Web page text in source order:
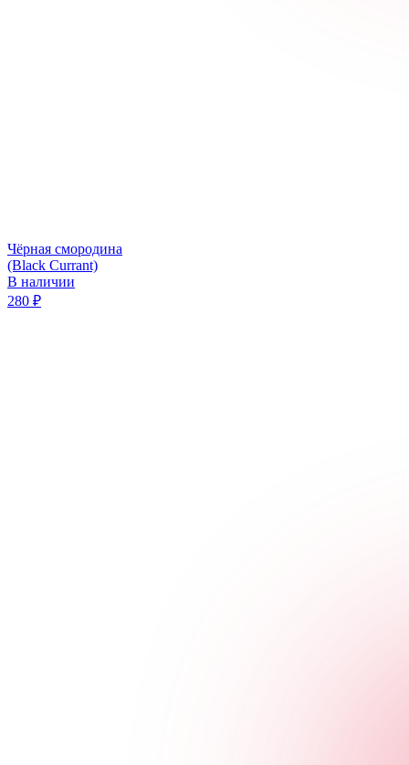
Чёрная смородина
(Black Currant)
В наличии
280 ₽